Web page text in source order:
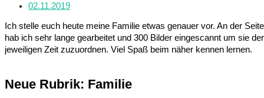
02.11.2019
Ich stelle euch heute meine Familie etwas genauer vor. An der Seite
hab ich sehr lange gearbeitet und 300 Bilder eingescannt um sie der
jeweiligen Zeit zuzuordnen. Viel Spaß beim näher kennen lernen.
Neue Rubrik: Familie